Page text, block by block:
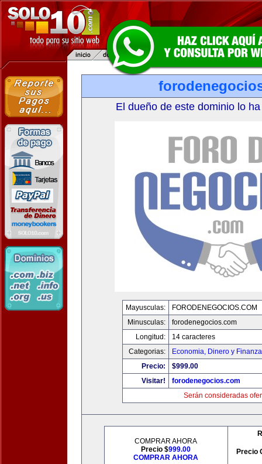
El dueño de este dominio lo
Mayusculas:
FORODENEGOCIOS.COM
Minusculas:
forodenegocios.com
Longitud:
14 caracteres
Categorias:
Economia, Dinero y
Precio:
$999.00
Visitar!
forodenegocios.com
Serán consideradas
COMPRAR AHORA
Precio $999.00
COMPRAR AHORA
Precio